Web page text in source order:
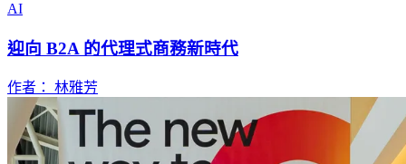
AI
迎向 B2A 的代理式商務新時代
作者： 林雅芳